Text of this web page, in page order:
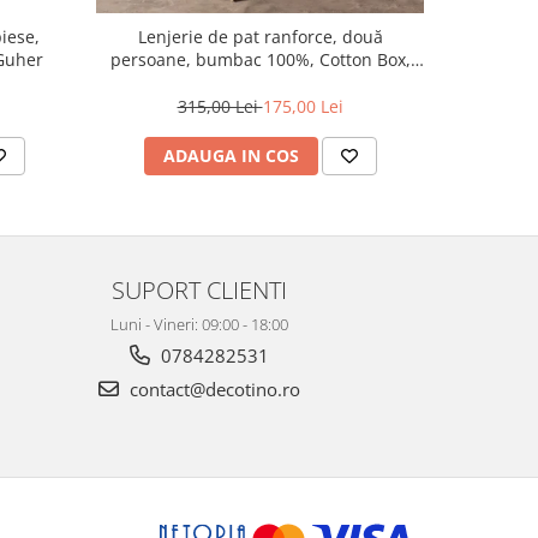
Lenjerie de pat ranforce, două
persoane, bumbac 100%, Cotton Box,
315,00 Lei175,00 Lei
ADAUGA IN COS
SUPORT CLIENTI
Luni - Vineri: 09:00 - 18:00
0784282531
contact@decotino.ro